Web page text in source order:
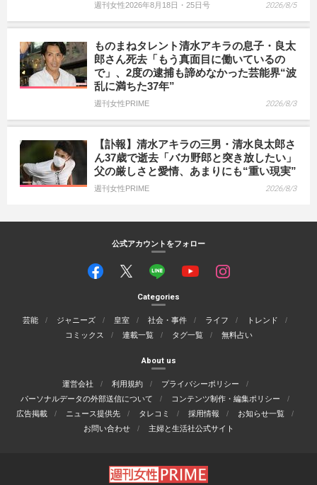
週刊女性2026年8月18日・25日号 2026/8/5
ものまねタレント清水アキラの息子・良太
郎さん死去「もう真面目に働いているの
で」、2度の逮捕も諦めなかった芸能界“波
乱に満ちた37年”
週刊女性PRIME 2026/8/3
【訃報】清水アキラの三男・清水良太郎さ
ん37歳で逝去「バカ野郎と突き放したい」
父の厳しさと愛情、あまりにも“重い現実”
週刊女性PRIME 2026/8/3
公式アカウントをフォロー
Categories
芸能 ジャニーズ 皇室 社会・事件 ライフ
トレンド
コミックス
連載一覧 タグ一覧 無料占い
About us
運営会社 利用規約
プライバシーポリシー
パーソナルデータの外部送信について
コンテンツ制作・編集ポリシー
広告掲載
ニュース提供先 タレコミ 採用情報
お知らせ一覧
お問い合わせ
主婦と生活社公式サイト